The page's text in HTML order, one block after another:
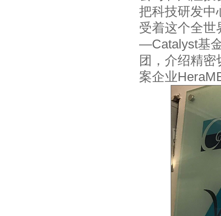
把科技研发中
受着这个全世
—Catalyst基
团，介绍精
案企业